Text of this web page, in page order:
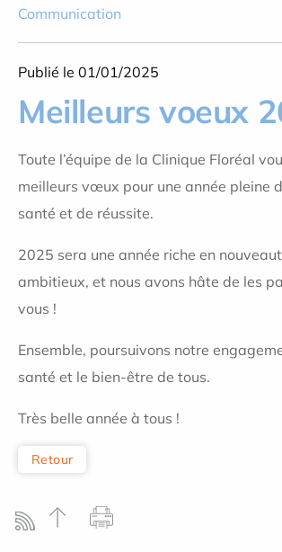
Communication
Publié le 01/01/2025
Meilleurs voeux
Toute l’équipe de la Clinique Floréal
meilleurs vœux pour une année pleine
santé et de réussite.
2025 sera une année riche en
ambitieux, et nous avons hâte de les
vous !
Ensemble, poursuivons notre
santé et le bien-être de tous.
Très belle année à tous !
Retour